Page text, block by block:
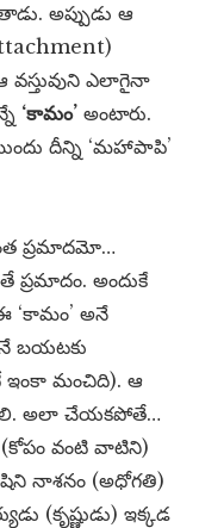
అప్పుడు ఆ
వస్తువుని ఎలాగైనా
‘కామం’ అంటారు.
దీన్ని ‘మహాపాపి’
ప్రమాదమో…
అందుకే
‘కామం’ అనే
బయటకు
ఇంకా మంచిది). ఆ
అలా చేయకపోతే…
(కోపం వంటి వాటిని)
నాశనం (అధోగతి)
(కృష్ణుడు) ఇక్కడ